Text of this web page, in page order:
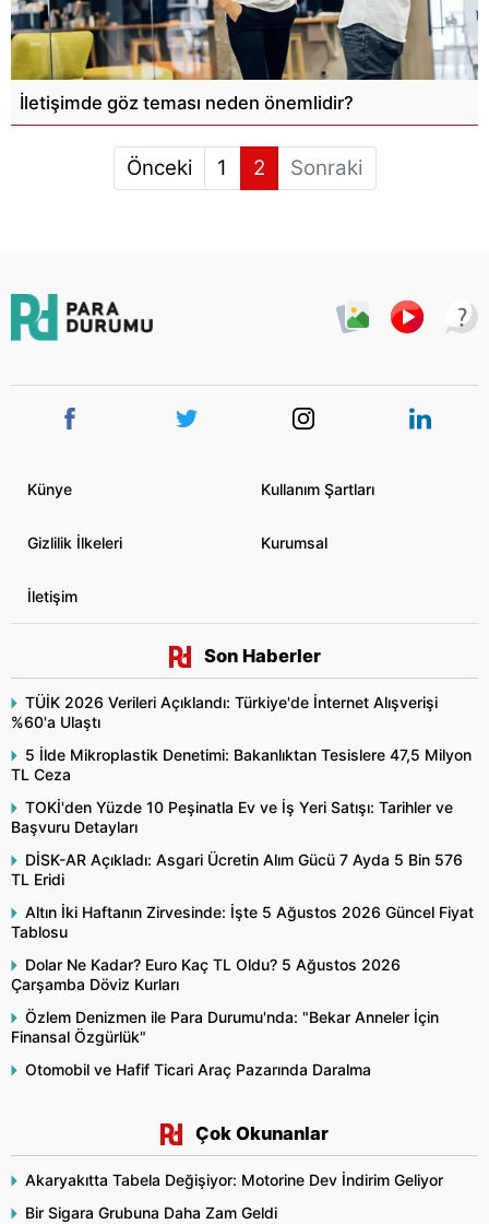
İletişimde göz teması neden önemlidir?
Önceki 1 2 Sonraki
Künye Kullanım Şartları
Gizlilik İlkeleri Kurumsal
İletişim
Son Haberler
TÜİK 2026 Verileri Açıklandı: Türkiye'de İnternet Alışverişi
%60'a Ulaştı
5 İlde Mikroplastik Denetimi: Bakanlıktan Tesislere 47,5 Milyon
TL Ceza
TOKİ'den Yüzde 10 Peşinatla Ev ve İş Yeri Satışı: Tarihler ve
Başvuru Detayları
DİSK-AR Açıkladı: Asgari Ücretin Alım Gücü 7 Ayda 5 Bin 576
TL Eridi
Altın İki Haftanın Zirvesinde: İşte 5 Ağustos 2026 Güncel Fiyat
Tablosu
Dolar Ne Kadar? Euro Kaç TL Oldu? 5 Ağustos 2026
Çarşamba Döviz Kurları
Özlem Denizmen ile Para Durumu'nda: "Bekar Anneler İçin
Finansal Özgürlük"
Otomobil ve Hafif Ticari Araç Pazarında Daralma
Çok Okunanlar
Akaryakıtta Tabela Değişiyor: Motorine Dev İndirim Geliyor
Bir Sigara Grubuna Daha Zam Geldi